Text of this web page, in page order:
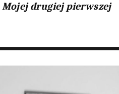
Mojej drugiej pierwszej